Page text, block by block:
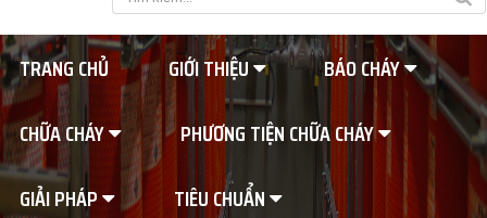
TRANG CHỦ GIỚI THIỆU
BÁO CHÁY
CHỮA CHÁY
PHƯƠNG TIỆN CHỮA CHÁY
GIẢI PHÁP
TIÊU CHUẨN